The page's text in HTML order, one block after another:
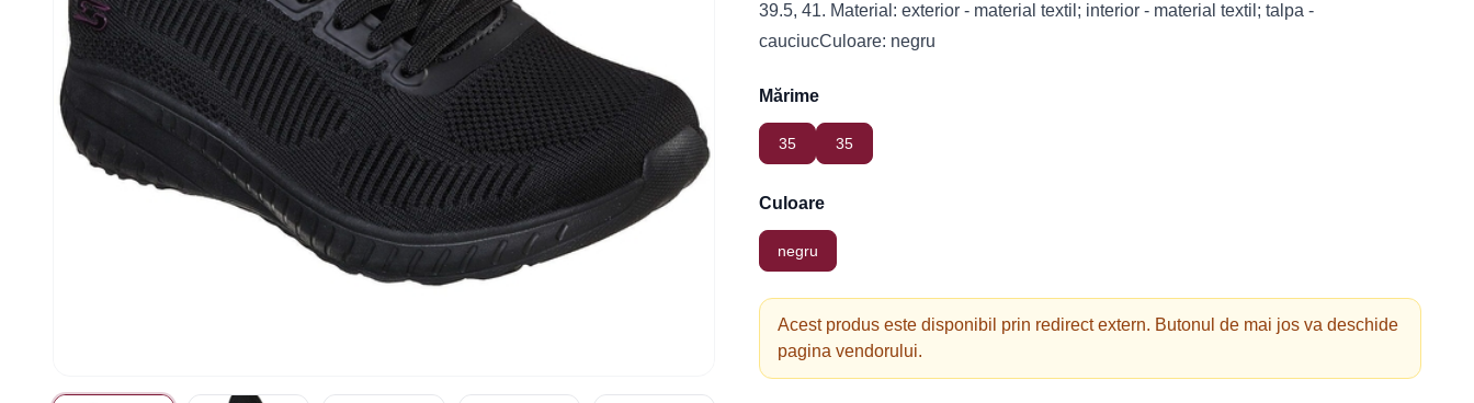
39.5, 41. Material: exterior - material textil; interior - material textil; talpa -
cauciucCuloare: negru
Mărime
35 35
Culoare
negru
Acest produs este disponibil prin redirect extern. Butonul de mai jos va deschide
pagina vendorului.